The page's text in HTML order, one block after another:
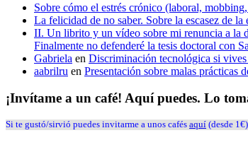
Sobre cómo el estrés crónico (laboral,
La felicidad de no saber. Sobre la escasez de
II. Un librito y un vídeo sobre mi renuncia a la
Finalmente no defenderé la tesis doctoral con
Gabriela en Discriminación tecnológica si
aabrilru en Presentación sobre malas
¡Invítame a un café! Aquí puedes. Lo
Si te gustó/sirvió puedes invitarme a unos cafés aquí (desde